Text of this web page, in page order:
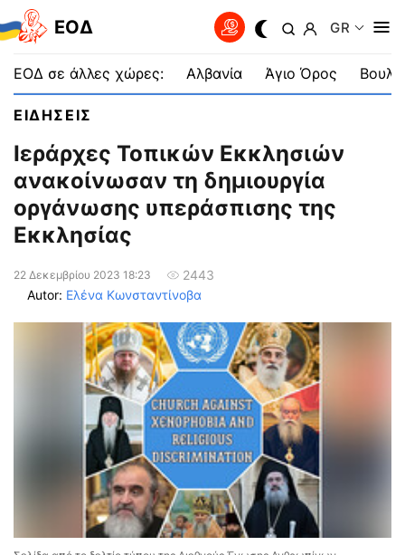
EOΔ GR
ΕΟΔ σε άλλες χώρες: Αλβανία Άγιο Όρος
ΕΙΔΗΣΕΙΣ
Ιεράρχες Τοπικών Εκκλησιών
ανακοίνωσαν τη δημιουργία
οργάνωσης υπεράσπισης της
Εκκλησίας
22 Δεκεμβρίου 2023 18:23
2443
Autor: Ελένα Κωνσταντίνοβα